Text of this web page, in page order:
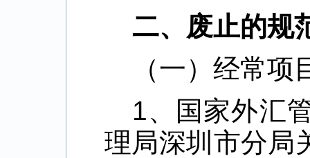
二、废止的规
（一）经常项
1、国家外汇
理局深圳市分局